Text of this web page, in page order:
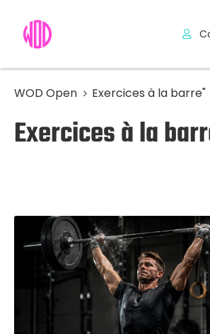
Hyrox
Programmes
Outils
Codes
WOD Open Exercices à la barre"
Exercices à la